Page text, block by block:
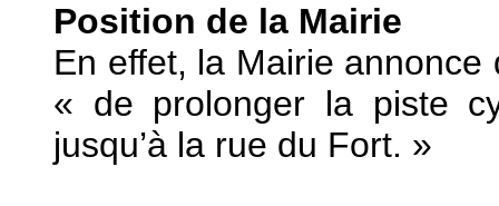
Position de la Mairie
En effet, la Mairie annonce
« de prolonger la piste
jusqu’à la rue du Fort. »